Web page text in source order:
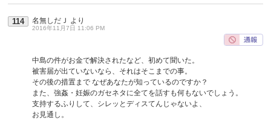
114 名無しだＪ より
2016年11月7日 11:06 PM
中島の件がお金で解決されたなど、初めて聞いた。
被害届が出ていないなら、それはそこまでの事。
その後の措置まで なぜあなたが知っているのですか？
また、強姦・妊娠のガセネタに全てを話すも何もないでしょう。
支持するふりして、シレッとディスてんじゃないよ、
お見通し。